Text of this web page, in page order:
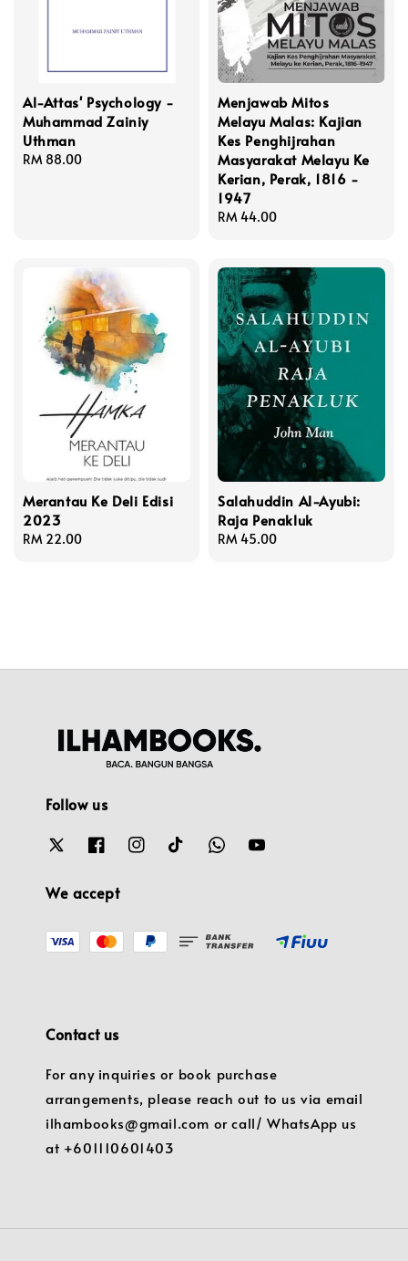
Al-Attas' Psychology -
Muhammad Zainiy
Uthman
Regular
RM 88.00
Menjawab Mitos
Melayu Malas: Kajian
Kes Penghijrahan
Masyarakat Melayu Ke
Kerian, Perak, 1816 -
1947
Regular
RM 44.00
Merantau Ke Deli Edisi
2023
Regular
RM 22.00
Salahuddin Al-Ayubi:
Raja Penakluk
Regular
RM 45.00
Follow us
We accept
Contact us
For any inquiries or book purchase
arrangements, please reach out to us via email
ilhambooks@gmail.com or call/ WhatsApp us
at +601110601403